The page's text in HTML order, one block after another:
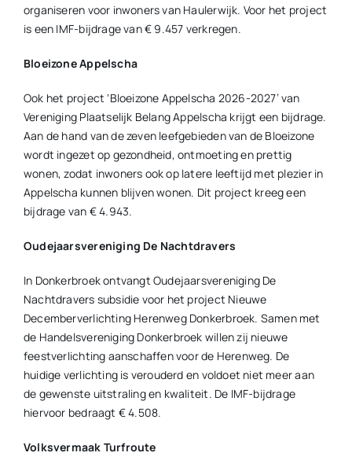
organiseren voor inwoners van Haulerwijk. Voor het project
is een IMF-bijdrage van € 9.457 verkregen.
Bloeizone Appelscha
Ook het project ‘Bloeizone Appelscha 2026-2027’ van
Vereniging Plaatselijk Belang Appelscha krijgt een bijdrage.
Aan de hand van de zeven leefgebieden van de Bloeizone
wordt ingezet op gezondheid, ontmoeting en prettig
wonen, zodat inwoners ook op latere leeftijd met plezier in
Appelscha kunnen blijven wonen. Dit project kreeg een
bijdrage van € 4.943.
Oudejaarsvereniging De Nachtdravers
In Donkerbroek ontvangt Oudejaarsvereniging De
Nachtdravers subsidie voor het project Nieuwe
Decemberverlichting Herenweg Donkerbroek. Samen met
de Handelsvereniging Donkerbroek willen zij nieuwe
feestverlichting aanschaffen voor de Herenweg. De
huidige verlichting is verouderd en voldoet niet meer aan
de gewenste uitstraling en kwaliteit. De IMF-bijdrage
hiervoor bedraagt € 4.508.
Volksvermaak Turfroute